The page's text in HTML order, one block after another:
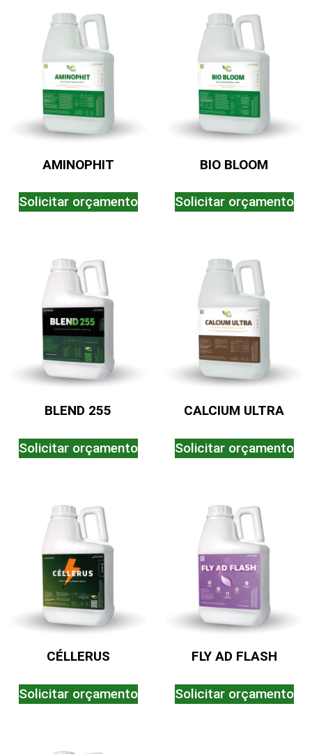
AMINOPHIT
Solicitar orçamento
BIO BLOOM
Solicitar orçamento
BLEND 255
Solicitar orçamento
CALCIUM ULTRA
Solicitar orçamento
CÉLLERUS
Solicitar orçamento
FLY AD FLASH
Solicitar orçamento